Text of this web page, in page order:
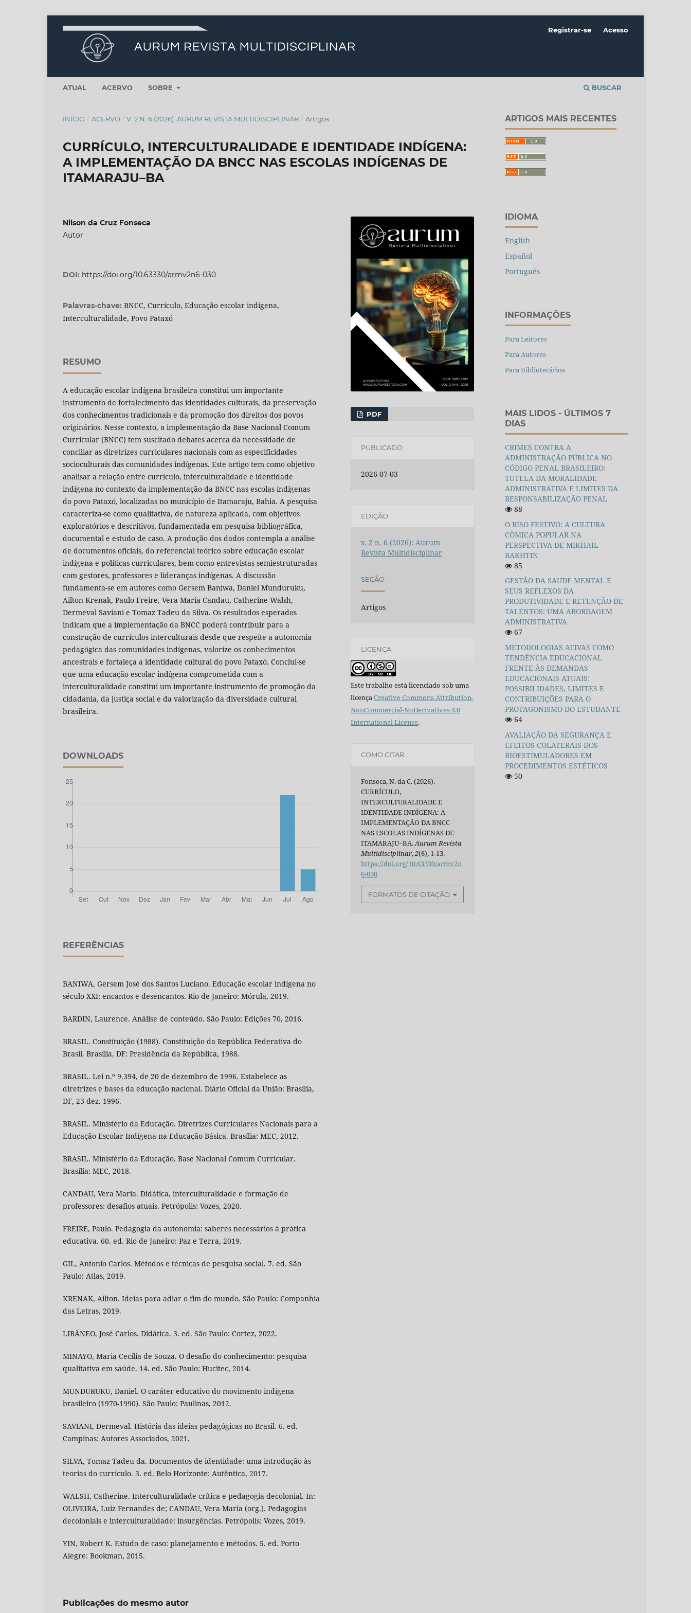
ATUAL ACERVO SOBRE BUSCAR
Registrar-se Acesso
INÍCIO / ACERVO / V. 2 N. 6 (2026): AURUM REVISTA MULTIDISCIPLINAR / Artigos
CURRÍCULO, INTERCULTURALIDADE E IDENTIDADE INDÍGENA:
A IMPLEMENTAÇÃO DA BNCC NAS ESCOLAS INDÍGENAS DE
ITAMARAJU–BA
Nilson da Cruz Fonseca
Autor
DOI: https://doi.org/10.63330/armv2n6-030
Palavras-chave: BNCC, Currículo, Educação escolar indígena,
Interculturalidade, Povo Pataxó
RESUMO
A educação escolar indígena brasileira constitui um importante
instrumento de fortalecimento das identidades culturais, da preservação
dos conhecimentos tradicionais e da promoção dos direitos dos povos
originários. Nesse contexto, a implementação da Base Nacional Comum
Curricular (BNCC) tem suscitado debates acerca da necessidade de
conciliar as diretrizes curriculares nacionais com as especificidades
socioculturais das comunidades indígenas. Este artigo tem como objetivo
analisar a relação entre currículo, interculturalidade e identidade
indígena no contexto da implementação da BNCC nas escolas indígenas
do povo Pataxó, localizadas no município de Itamaraju, Bahia. A pesquisa
caracteriza-se como qualitativa, de natureza aplicada, com objetivos
exploratórios e descritivos, fundamentada em pesquisa bibliográfica,
documental e estudo de caso. A produção dos dados contempla a análise
de documentos oficiais, do referencial teórico sobre educação escolar
indígena e políticas curriculares, bem como entrevistas semiestruturadas
com gestores, professores e lideranças indígenas. A discussão
fundamenta-se em autores como Gersem Baniwa, Daniel Munduruku,
Ailton Krenak, Paulo Freire, Vera Maria Candau, Catherine Walsh,
Dermeval Saviani e Tomaz Tadeu da Silva. Os resultados esperados
indicam que a implementação da BNCC poderá contribuir para a
construção de currículos interculturais desde que respeite a autonomia
pedagógica das comunidades indígenas, valorize os conhecimentos
ancestrais e fortaleça a identidade cultural do povo Pataxó. Conclui-se
que uma educação escolar indígena comprometida com a
interculturalidade constitui um importante instrumento de promoção da
cidadania, da justiça social e da valorização da diversidade cultural
brasileira.
DOWNLOADS
REFERÊNCIAS
BANIWA, Gersem José dos Santos Luciano. Educação escolar indígena no
século XXI: encantos e desencantos. Rio de Janeiro: Mórula, 2019.
BARDIN, Laurence. Análise de conteúdo. São Paulo: Edições 70, 2016.
BRASIL. Constituição (1988). Constituição da República Federativa do
Brasil. Brasília, DF: Presidência da República, 1988.
BRASIL. Lei n.º 9.394, de 20 de dezembro de 1996. Estabelece as
diretrizes e bases da educação nacional. Diário Oficial da União: Brasília,
DF, 23 dez. 1996.
BRASIL. Ministério da Educação. Diretrizes Curriculares Nacionais para a
Educação Escolar Indígena na Educação Básica. Brasília: MEC, 2012.
BRASIL. Ministério da Educação. Base Nacional Comum Curricular.
Brasília: MEC, 2018.
CANDAU, Vera Maria. Didática, interculturalidade e formação de
professores: desafios atuais. Petrópolis: Vozes, 2020.
FREIRE, Paulo. Pedagogia da autonomia: saberes necessários à prática
educativa. 60. ed. Rio de Janeiro: Paz e Terra, 2019.
GIL, Antonio Carlos. Métodos e técnicas de pesquisa social. 7. ed. São
Paulo: Atlas, 2019.
KRENAK, Ailton. Ideias para adiar o fim do mundo. São Paulo: Companhia
das Letras, 2019.
LIBÂNEO, José Carlos. Didática. 3. ed. São Paulo: Cortez, 2022.
MINAYO, Maria Cecília de Souza. O desafio do conhecimento: pesquisa
qualitativa em saúde. 14. ed. São Paulo: Hucitec, 2014.
MUNDURUKU, Daniel. O caráter educativo do movimento indígena
brasileiro (1970-1990). São Paulo: Paulinas, 2012.
SAVIANI, Dermeval. História das ideias pedagógicas no Brasil. 6. ed.
Campinas: Autores Associados, 2021.
SILVA, Tomaz Tadeu da. Documentos de identidade: uma introdução às
teorias do currículo. 3. ed. Belo Horizonte: Autêntica, 2017.
WALSH, Catherine. Interculturalidade crítica e pedagogia decolonial. In:
OLIVEIRA, Luiz Fernandes de; CANDAU, Vera Maria (org.). Pedagogias
decoloniais e interculturalidade: insurgências. Petrópolis: Vozes, 2019.
YIN, Robert K. Estudo de caso: planejamento e métodos. 5. ed. Porto
Alegre: Bookman, 2015.
PDF
PUBLICADO
2026-07-03
EDIÇÃO
v. 2 n. 6 (2026): Aurum
Revista Multidisciplinar
SEÇÃO
Artigos
LICENÇA
Este trabalho está licenciado sob uma
licençaCreative Commons Attribution-
NonCommercial-NoDerivatives 4.0
International License.
COMO CITAR
Fonseca, N. da C. (2026).
CURRÍCULO,
INTERCULTURALIDADE E
IDENTIDADE INDÍGENA: A
IMPLEMENTAÇÃO DA BNCC
NAS ESCOLAS INDÍGENAS DE
ITAMARAJU–BA.Aurum Revista
Multidisciplinar,2(6), 1-13.
https://doi.org/10.63330/armv2n
6-030
FORMATOS DE CITAÇÃO
Publicações do mesmo autor
ARTIGOS MAIS RECENTES
IDIOMA
English
Español
Português
INFORMAÇÕES
Para Leitores
Para Autores
Para Bibliotecários
MAIS LIDOS - ÚLTIMOS 7
DIAS
CRIMES CONTRA A
ADMINISTRAÇÃO PÚBLICA NO
CÓDIGO PENAL BRASILEIRO:
TUTELA DA MORALIDADE
ADMINISTRATIVA E LIMITES DA
RESPONSABILIZAÇÃO PENAL
88
O RISO FESTIVO: A CULTURA
CÔMICA POPULAR NA
PERSPECTIVA DE MIKHAIL
BAKHTIN
85
GESTÃO DA SAUDE MENTAL E
SEUS REFLEXOS DA
PRODUTIVIDADE E RETENÇÃO DE
TALENTOS: UMA ABORDAGEM
ADMINISTRATIVA
67
METODOLOGIAS ATIVAS COMO
TENDÊNCIA EDUCACIONAL
FRENTE ÀS DEMANDAS
EDUCACIONAIS ATUAIS:
POSSIBILIDADES, LIMITES E
CONTRIBUIÇÕES PARA O
PROTAGONISMO DO ESTUDANTE
64
AVALIAÇÃO DA SEGURANÇA E
EFEITOS COLATERAIS DOS
BIOESTIMULADORES EM
PROCEDIMENTOS ESTÉTICOS
50